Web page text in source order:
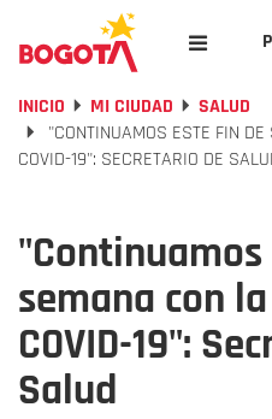
INICIO MI CIUDAD
SALUD
"CONTINUAMOS ESTE FIN
COVID-19": SECRETARIO DE
semana con
COVID-19":
Salud